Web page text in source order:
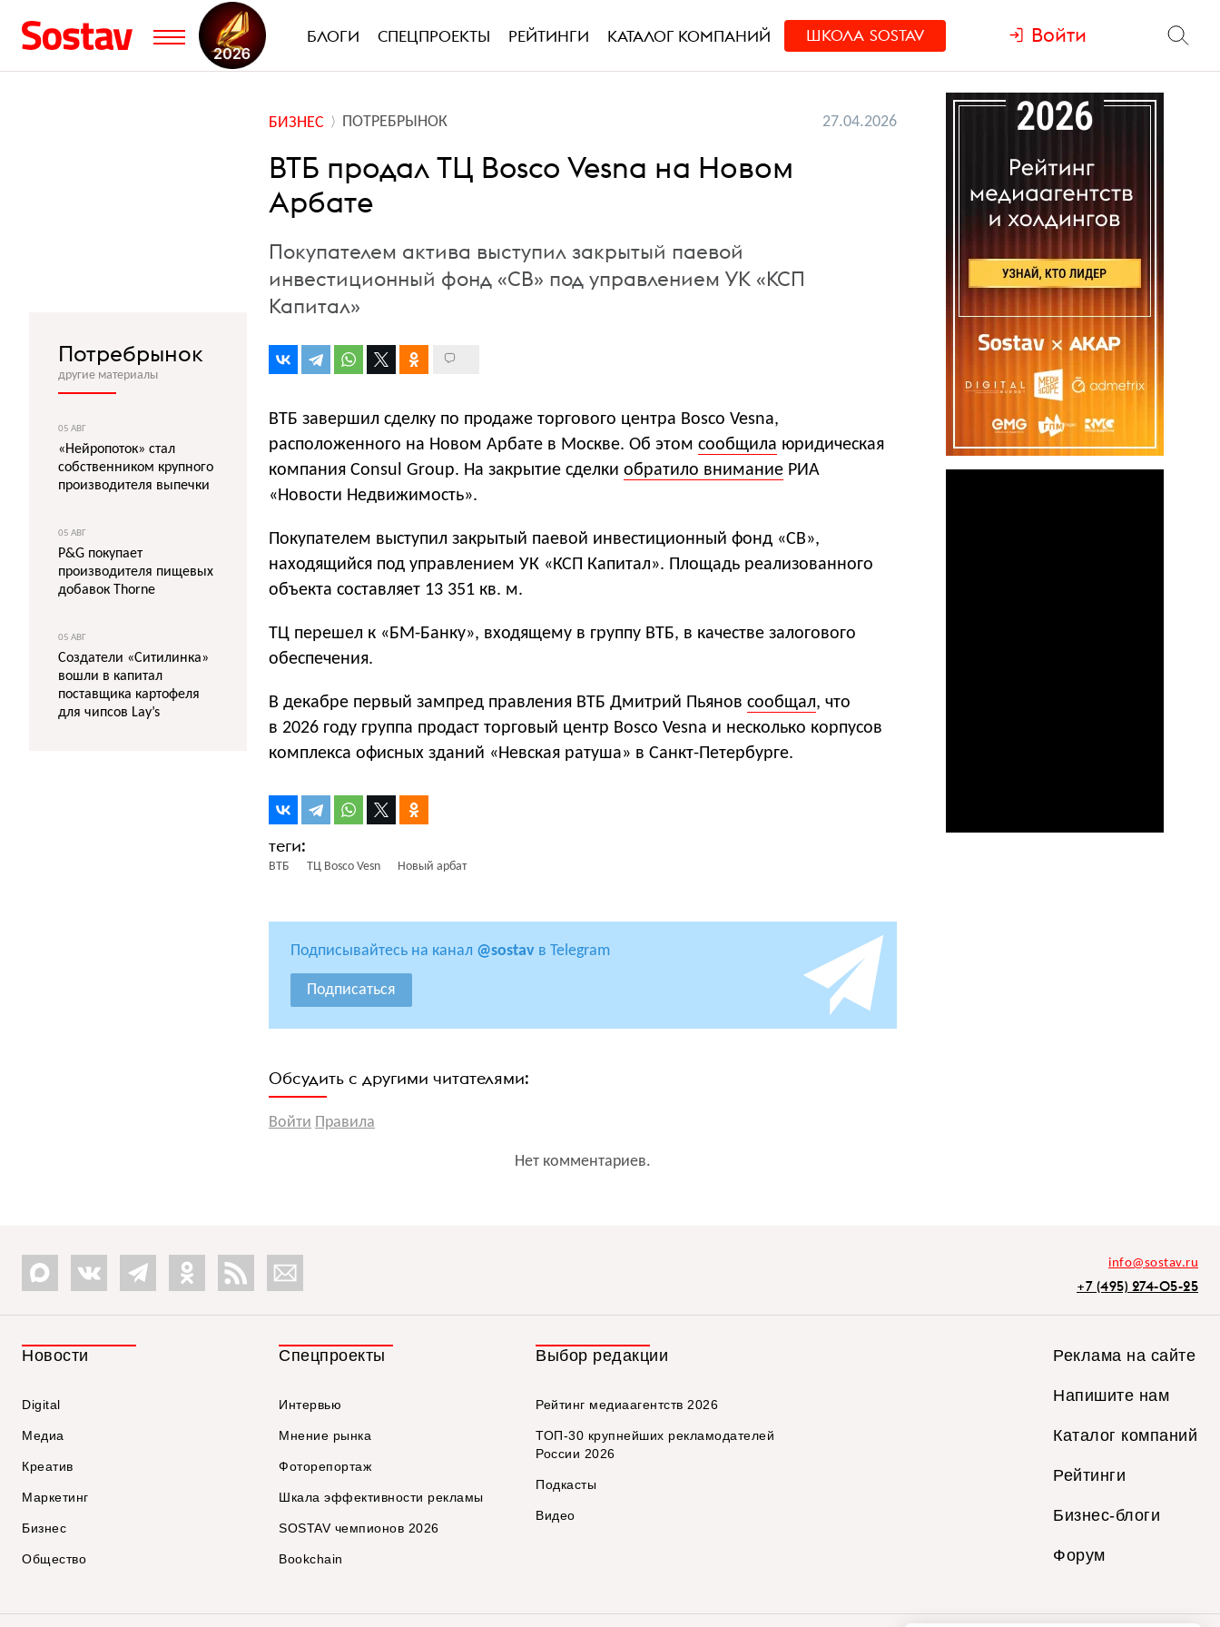
БЛОГИ СПЕЦПРОЕКТЫ РЕЙТИНГИ КАТАЛОГ КОМПАНИЙ ШКОЛА SOSTAV Войти
БИЗНЕС ПОТРЕБРЫНОК 27.04.2026
ВТБ продал ТЦ Bosco Vesna на Новом
Арбате
Покупателем актива выступил закрытый паевой
инвестиционный фонд «СВ» под управлением УК «КСП
Капитал»
ВТБ завершил сделку по продаже торгового центра Bosco Vesna,
расположенного на Новом Арбате в Москве. Об этом сообщила юридическая
компания Consul Group. На закрытие сделки обратило внимание РИА
«Новости Недвижимость».
Покупателем выступил закрытый паевой инвестиционный фонд «СВ»,
находящийся под управлением УК «КСП Капитал». Площадь реализованного
объекта составляет 13 351 кв. м.
ТЦ перешел к «БМ-Банку», входящему в группу ВТБ, в качестве залогового
обеспечения.
В декабре первый зампред правления ВТБ Дмитрий Пьянов сообщал, что
в 2026 году группа продаст торговый центр Bosco Vesna и несколько корпусов
комплекса офисных зданий «Невская ратуша» в Санкт-Петербурге.
ВТБ ТЦ Bosco Vesn Новый арбат
Подписывайтесь на канал @sostav в Telegram
Подписаться
Обсудить с другими читателями:
Войти Правила
Нет комментариев.
Потребрынок
другие материалы
05 АВГ
«Нейропоток» стал
собственником крупного
производителя выпечки
05 АВГ
P&G покупает
производителя пищевых
добавок Thorne
05 АВГ
Создатели «Ситилинка»
вошли в капитал
поставщика картофеля
для чипсов Lay’s
info@sostav.ru
+7 (495) 274-05-25
Новости
Digital
Медиа
Креатив
Маркетинг
Бизнес
Общество
Спецпроекты
Интервью
Мнение рынка
Фоторепортаж
Шкала эффективности рекламы
SOSTAV чемпионов 2026
Bookchain
Выбор редакции
Рейтинг медиаагентств 2026
ТОП-30 крупнейших рекламодателей
России 2026
Подкасты
Видео
Реклама на сайте
Напишите нам
Каталог компаний
Рейтинги
Бизнес-блоги
Форум